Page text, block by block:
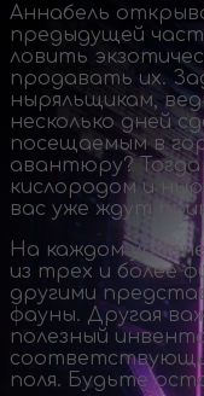
Аннабель
предыдущей
ловить
продавать их.
ныряльщикам,
несколько дней
посещаемым в
авантюру? Тогда
кислородом и
вас уже ждут
На каждом
из трех и более
другими
фауны. Другая
полезный
поля. Будьте